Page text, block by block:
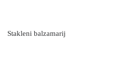
Stakleni balzamarij